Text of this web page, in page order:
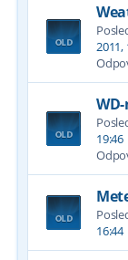
2011,
19:46
16:44